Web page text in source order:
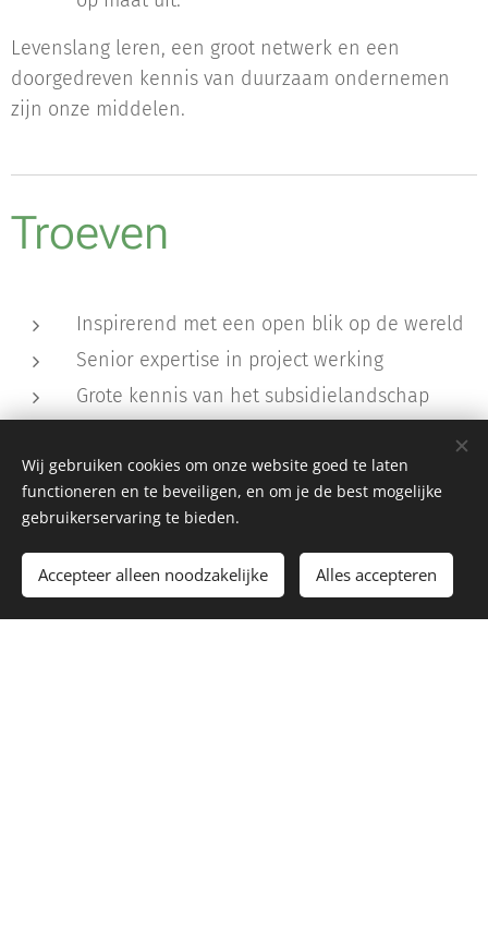
Levenslang leren, een groot netwerk en een
doorgedreven kennis van duurzaam ondernemen
zijn onze middelen.
Troeven
Inspirerend met een open blik op de wereld
Senior expertise in project werking
Grote kennis van het subsidielandschap
Groot netwerk waarbij we elkaar succes
gunnen
Meer dan 20 jaar actief in het begeleiden
van innovatieve processen over sectoren
heen
Wij gebruiken cookies om onze website goed te laten
functioneren en te beveiligen, en om je de best mogelijke
gebruikerservaring te bieden.
Accepteer alleen noodzakelijke Alles accepteren